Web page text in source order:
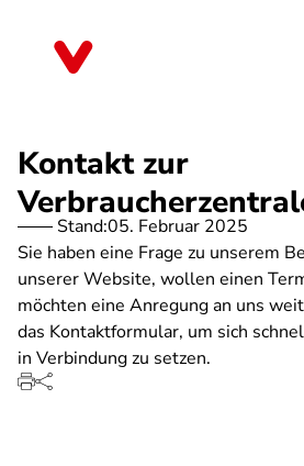
Kontakt zur
Stand:05. Februar 2025
Sie haben eine Frage zu unserem
unserer Website, wollen einen
möchten eine Anregung an uns
das Kontaktformular, um sich
in Verbindung zu setzen.